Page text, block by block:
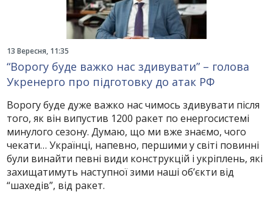
13 Вересня, 11:35
“Ворогу буде важко нас здивувати” – голова
Укренерго про підготовку до атак РФ
Ворогу буде дуже важко нас чимось здивувати після
того, як він випустив 1200 ракет по енергосистемі
минулого сезону. Думаю, що ми вже знаємо, чого
чекати… Українці, напевно, першими у світі повинні
були винайти певні види конструкцій і укріплень, які
захищатимуть наступної зими наші об’єкти від
“шахедів”, від ракет.